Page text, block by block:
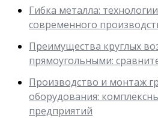
Гибка металла:
современного
Преимущества круглых
прямоугольными:
Производство и монтаж
оборудования:
предприятий